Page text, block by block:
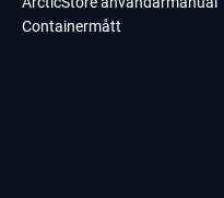
Containermått